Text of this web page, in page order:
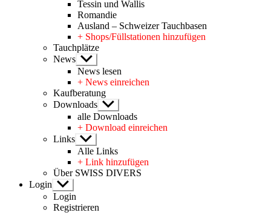
Tessin und Wallis
Romandie
Ausland – Schweizer Tauchbasen
+ Shops/Füllstationen hinzufügen
Tauchplätze
News Untermenü
anzeigen
News lesen
+ News einreichen
Kaufberatung
Downloads Untermenü
anzeigen
alle Downloads
+ Download einreichen
Links Untermenü
anzeigen
Alle Links
+ Link hinzufügen
Über SWISS DIVERS
Login Untermenü
anzeigen
Login
Registrieren